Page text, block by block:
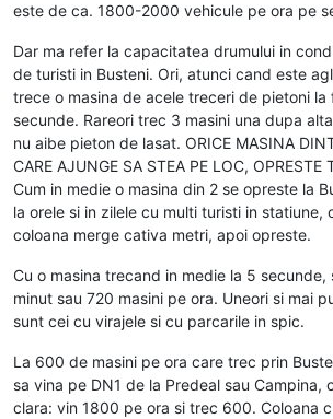
este de ca. 1800-2000 vehicule pe ora pe
Dar ma refer la capacitatea drumului in
de turisti in Busteni. Ori, atunci cand este
trece o masina de acele treceri de pietoni la
secunde. Rareori trec 3 masini una dupa
nu aibe pieton de lasat. ORICE MASINA
CARE AJUNGE SA STEA PE LOC, OPRESTE
Cum in medie o masina din 2 se opreste la
la orele si in zilele cu multi turisti in statiune,
coloana merge cativa metri, apoi opreste.
Cu o masina trecand in medie la 5 secunde,
minut sau 720 masini pe ora. Uneori si mai
sunt cei cu virajele si cu parcarile in spic.
La 600 de masini pe ora care trec prin
sa vina pe DN1 de la Predeal sau Campina,
clara: vin 1800 pe ora si trec 600. Coloana